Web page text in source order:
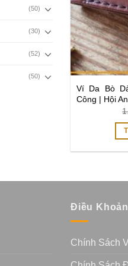
(50)
(30)
(52)
(50)
Ví Da Bò
Công | Hội
Điều Khoản
Chính Sách